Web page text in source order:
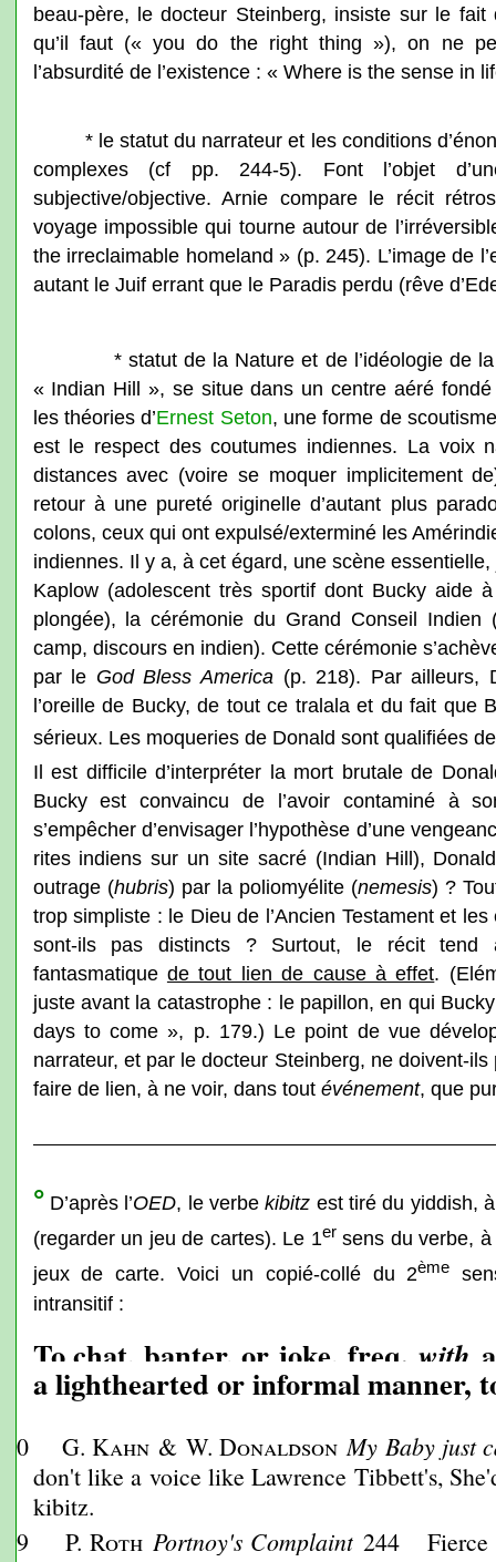
beau-père, le docteur Steinberg, insiste sur le
qu’il faut (« you do the right thing »), on ne
l’absurdité de l’existence : « Where is the sense in
* le statut du narrateur et les conditions
complexes (cf pp. 244-5). Font l’objet
subjective/objective. Arnie compare le récit
voyage impossible qui tourne autour de
the irreclaimable homeland » (p. 245). L’image de
autant le Juif errant que le Paradis perdu (rêve
* statut de la Nature et de l’idéologie de
« Indian Hill », se situe dans un centre aéré
les théories d’Ernest Seton, une forme de
est le respect des coutumes indiennes. La voix
distances avec (voire se moquer implicitement
retour à une pureté originelle d’autant plus
colons, ceux qui ont expulsé/exterminé les
indiennes. Il y a, à cet égard, une scène
Kaplow (adolescent très sportif dont Bucky aide
plongée), la cérémonie du Grand Conseil
camp, discours en indien). Cette cérémonie
par le God Bless America (p. 218). Par ailleurs,
l’oreille de Bucky, de tout ce tralala et du fait que
sérieux. Les moqueries de Donald sont qualifiées
Il est difficile d’interpréter la mort brutale de
Bucky est convaincu de l’avoir contaminé à
s’empêcher d’envisager l’hypothèse d’une
rites indiens sur un site sacré (Indian Hill),
outrage (hubris) par la poliomyélite (nemesis) ?
trop simpliste : le Dieu de l’Ancien Testament et
sont-ils pas distincts ? Surtout, le récit tend
fantasmatique de tout lien de cause à effet.
juste avant la catastrophe : le papillon, en qui
days to come », p. 179.) Le point de vue
narrateur, et par le docteur Steinberg, ne doivent-
faire de lien, à ne voir, dans tout événement, que
°D’après l’OED, le verbekibitz est tiré du yiddish,
(regarder un jeu de cartes). Le 1ersens du verbe, à
jeux de carte. Voici un copié-collé du 2ème
intransitif :
To chat, banter, or joke, freq. with
a lighthearted or informal manner,
G. Kahn & W. Donaldson My Baby just
don't like a voice like Lawrence Tibbett's,
kibitz.
P. Roth Portnoy's Complaint 244 Fierce